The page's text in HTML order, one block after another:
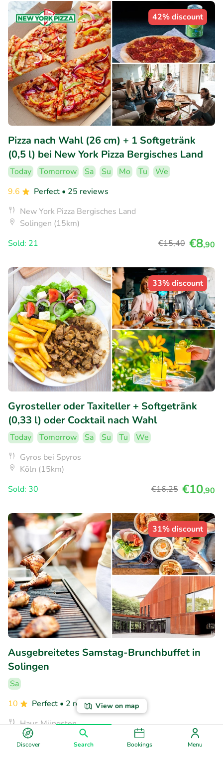
Discover Search Bookings Menu
View on map
42% discount
Pizza nach Wahl (26 cm) + 1 Softgetränk
(0,5 l) bei New York Pizza Bergisches Land
Today Tomorrow Sa Su Mo Tu
We
9.6
Perfect • 25 reviews
New York Pizza Bergisches Land
Solingen (15km)
Sold: 21
€15,40 €8,90
33% discount
Gyrosteller oder Taxiteller + Softgetränk
(0,33 l) oder Cocktail nach Wahl
Today Tomorrow Sa Su Tu
We
Gyros bei Spyros
Köln (15km)
Sold: 30
€16,25 €10,90
31% discount
Ausgebreitetes Samstag-Brunchbuffet in
Solingen
Sa
10
Perfect • 2 reviews
Haus Müngsten
Solingen (15km)